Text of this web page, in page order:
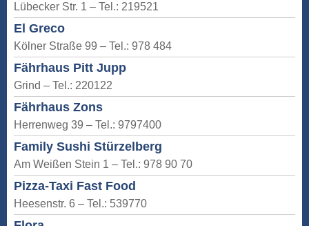
Lübecker Str. 1 – Tel.: 219521
El Greco
Kölner Straße 99 – Tel.: 978 484
Fährhaus Pitt Jupp
Grind – Tel.: 220122
Fährhaus Zons
Herrenweg 39 – Tel.: 9797400
Family Sushi Stürzelberg
Am Weißen Stein 1 – Tel.: 978 90 70
Pizza-Taxi Fast Food
Heesenstr. 6 – Tel.: 539770